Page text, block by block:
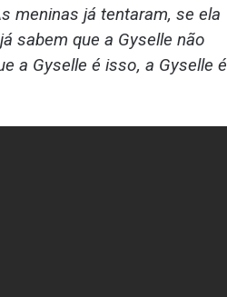
meninas já tentaram, se ela
sabem que a Gyselle não
a Gyselle é isso, a Gyselle é